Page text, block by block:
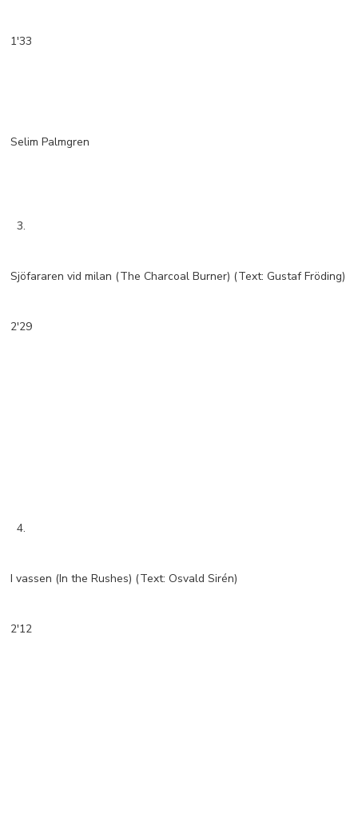
1'33
Selim Palmgren
3.
Sjöfararen vid milan (The Charcoal Burner) (Text: Gustaf Fröding)
2'29
4.
I vassen (In the Rushes) (Text: Osvald Sirén)
2'12